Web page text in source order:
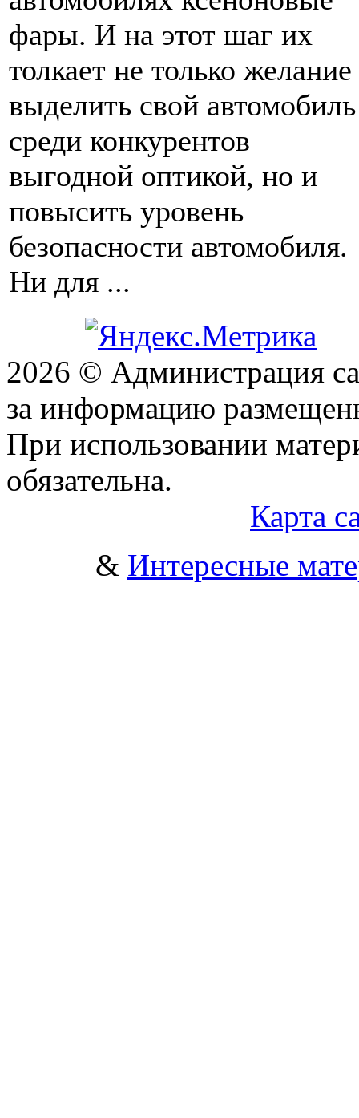
фары. И на этот шаг их
толкает не только желание
выделить свой автомобиль
среди конкурентов
выгодной оптикой, но и
повысить уровень
безопасности автомобиля.
Ни для ...
2026 © Администрация
за информацию
При использовании
обязательна.
Карта
& Интересные